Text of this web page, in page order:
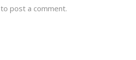
to post a comment.